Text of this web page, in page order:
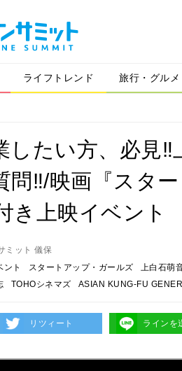
ライフトレンド 旅行・グルメ
したい方、必見
問‼/映画『スタ
き上映イベント
ミット 儀保
ント スタートアップ・ガールズ
上白石萌
TOHOシネマズ ASIAN KUNG-FU
リツィート ラインを